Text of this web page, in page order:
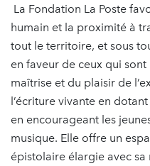
La Fondation La Poste
humain et la proximité à
tout le territoire, et sous
en faveur de ceux qui
maîtrise et du plaisir de
l’écriture vivante en
en encourageant les
musique. Elle offre un
épistolaire élargie avec sa